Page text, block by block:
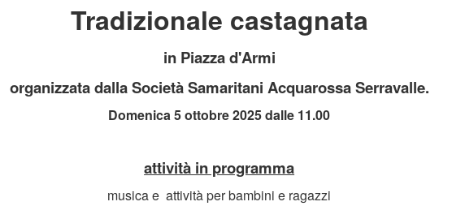
Tradizionale castagnata
in Piazza d'Armi
organizzata dalla Società Samaritani Acquarossa Serravalle.
Domenica 5 ottobre 2025 dalle 11.00
attività in programma
musica e attività per bambini e ragazzi